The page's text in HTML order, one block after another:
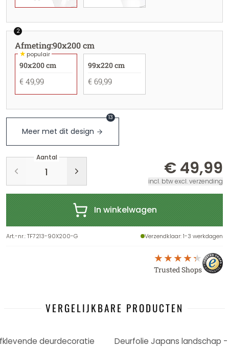
2
Afmeting:90x200 cm
★populair
90x200 cm
€ 49,99
99x220 cm
€ 69,99
Meer met dit design
13
Aantal
€ 49,99
incl. btw excl. verzending
In winkelwagen
Art.-nr.:TF7213-90X200-G Verzendklaar: 1-3 werkdagen
Trusted Shops
VERGELIJKBARE PRODUCTEN
deurdecoratie